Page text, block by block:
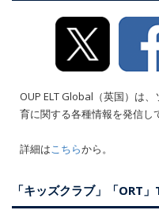
OUP ELT Global（英国）は
育に関する各種情報を発信し
詳細は こちらから。
「キッズクラブ」「ORT